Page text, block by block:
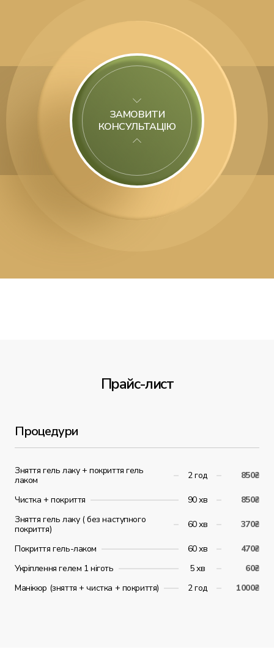
ЗАМОВИТИ
КОНСУЛЬТАЦІЮ
Прайс-лист
Процедури
Зняття гель лаку + покриття гель
лаком
2 год 850₴
Чистка + покриття 90 хв
850₴
Зняття гель лаку ( без наступного
покриття)
60 хв 370₴
Покриття гель-лаком 60 хв
470₴
Укріплення гелем 1 ніготь
5 хв
60₴
Манікюр (зняття + чистка + покриття)
2 год 1000₴